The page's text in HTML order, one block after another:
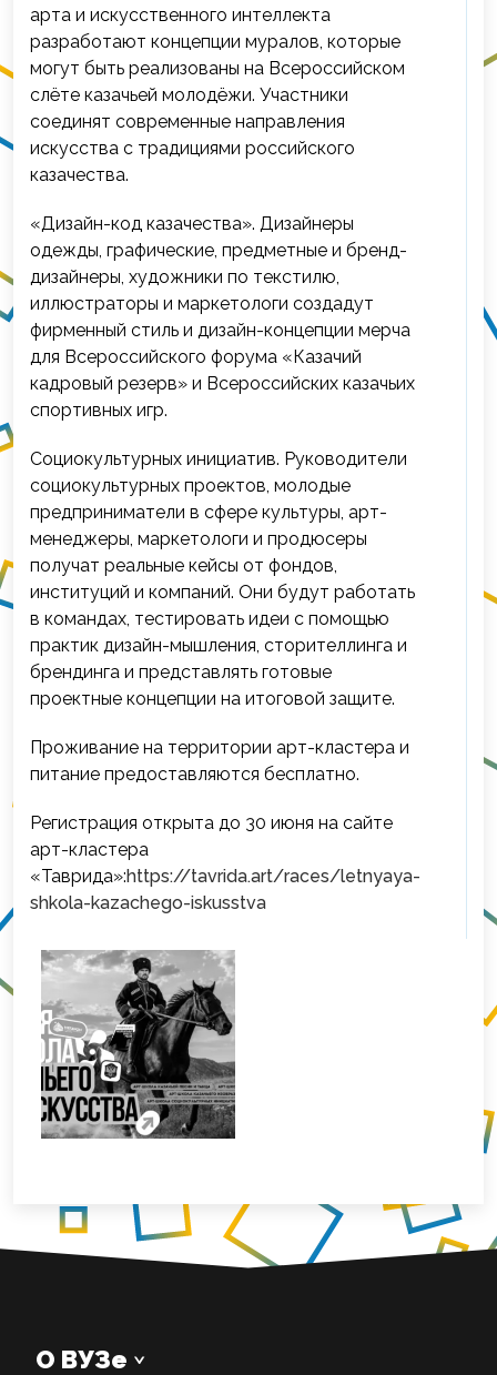
арта и искусственного интеллекта
разработают концепции муралов, которые
могут быть реализованы на Всероссийском
слёте казачьей молодёжи. Участники
соединят современные направления
искусства с традициями российского
казачества.
«Дизайн-код казачества». Дизайнеры
одежды, графические, предметные и бренд-
дизайнеры, художники по текстилю,
иллюстраторы и маркетологи создадут
фирменный стиль и дизайн-концепции мерча
для Всероссийского форума «Казачий
кадровый резерв» и Всероссийских казачьих
спортивных игр.
Социокультурных инициатив. Руководители
социокультурных проектов, молодые
предприниматели в сфере культуры, арт-
менеджеры, маркетологи и продюсеры
получат реальные кейсы от фондов,
институций и компаний. Они будут работать
в командах, тестировать идеи с помощью
практик дизайн-мышления, сторителлинга и
брендинга и представлять готовые
проектные концепции на итоговой защите.
Проживание на территории арт-кластера и
питание предоставляются бесплатно.
Регистрация открыта до 30 июня на сайте
арт-кластера
«Таврида»:https://tavrida.art/races/letnyaya-
shkola-kazachego-iskusstva
О ВУЗе